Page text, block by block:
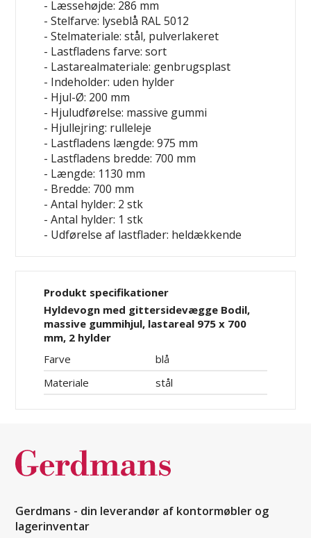
- Læssehøjde: 286 mm
- Stelfarve: lyseblå RAL 5012
- Stelmateriale: stål, pulverlakeret
- Lastfladens farve: sort
- Lastarealmateriale: genbrugsplast
- Indeholder: uden hylder
- Hjul-Ø: 200 mm
- Hjuludførelse: massive gummi
- Hjullejring: rulleleje
- Lastfladens længde: 975 mm
- Lastfladens bredde: 700 mm
- Længde: 1130 mm
- Bredde: 700 mm
- Antal hylder: 2 stk
- Antal hylder: 1 stk
- Udførelse af lastflader: heldækkende
Produkt specifikationer
Hyldevogn med gittersidevægge Bodil,
massive gummihjul, lastareal 975 x 700
mm, 2 hylder
Farve
blå
Materiale
stål
Gerdmans - din leverandør af kontormøbler og
lagerinventar